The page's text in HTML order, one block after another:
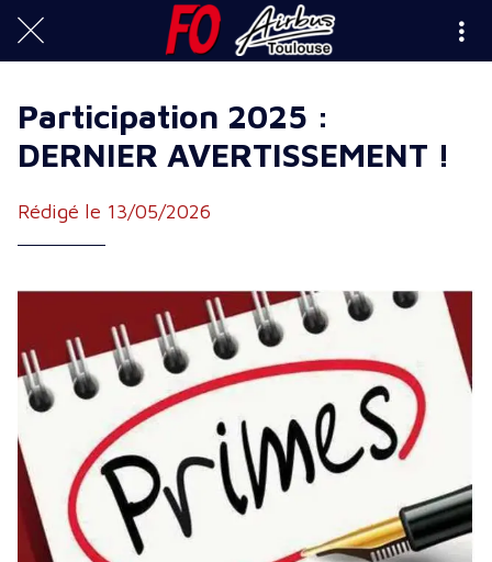
Participation 2025 :
DERNIER AVERTISSEMENT !
Rédigé le 13/05/2026